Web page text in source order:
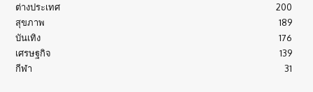
ต่างประเทศ
200
สุขภาพ
189
บันเทิง
176
เศรษฐกิจ
139
กีฬา
31